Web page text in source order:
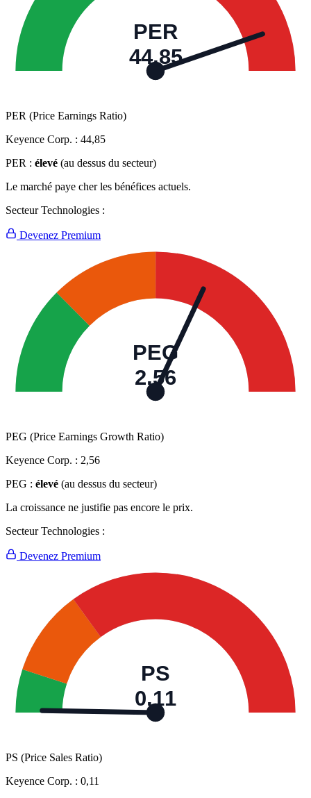
PER
44,85
PER (Price Earnings Ratio)
Keyence Corp. : 44,85
PER : élevé (au dessus du secteur)
Le marché paye cher les bénéfices actuels.
Secteur Technologies :
Devenez Premium
PEG
2,56
PEG (Price Earnings Growth Ratio)
Keyence Corp. : 2,56
PEG : élevé (au dessus du secteur)
La croissance ne justifie pas encore le prix.
Secteur Technologies :
Devenez Premium
PS
0,11
PS (Price Sales Ratio)
Keyence Corp. : 0,11